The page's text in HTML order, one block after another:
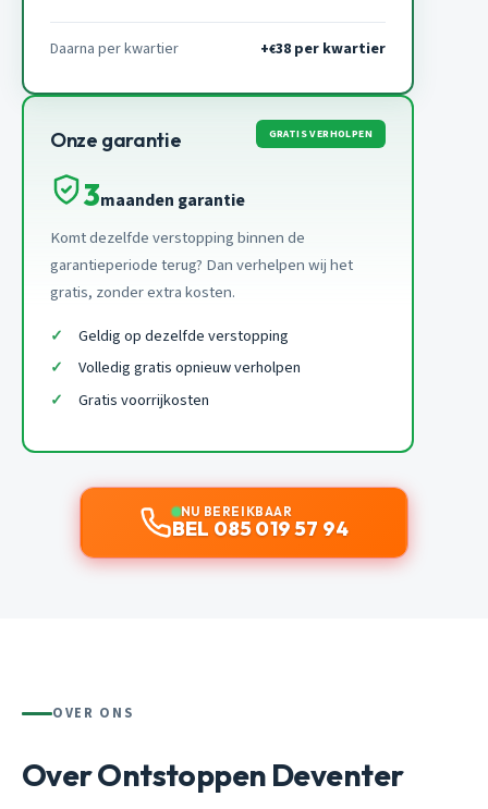
Daarna per kwartier +€38 per kwartier
Onze garantie GRATIS VERHOLPEN
3maanden garantie
Komt dezelfde verstopping binnen de
garantieperiode terug? Dan verhelpen wij het
gratis, zonder extra kosten.
Geldig op dezelfde verstopping
Volledig gratis opnieuw verholpen
Gratis voorrijkosten
NU BEREIKBAAR
BEL 085 019 57 94
OVER ONS
Over Ontstoppen Deventer